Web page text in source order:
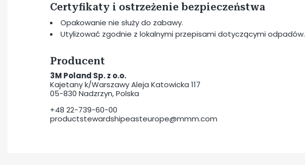
Certyfikaty i ostrzeżenie bezpieczeństwa
Opakowanie nie służy do zabawy.
Utylizować zgodnie z lokalnymi przepisami dotyczącymi odpadów.
Producent
3M Poland Sp. z o.o.
Kajetany k/Warszawy Aleja Katowicka 117
05-830 Nadzrzyn, Polska
+48 22-739-60-00
productstewardshipeasteurope@mmm.com